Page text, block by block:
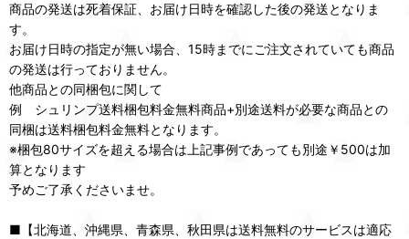
商品の発送は死着保証、お届け日時を確認した後の発送となりま
す。
お届け日時の指定が無い場合、15時までにご注文されていても商品
の発送は行っておりません。
他商品との同梱包に関して
例 シュリンプ送料梱包料金無料商品+別途送料が必要な商品との
同梱は送料梱包料金無料となります。
※梱包80サイズを超える場合は上記事例であっても別途￥500は加
算となります
予めご了承くださいませ。
■【北海道、沖縄県、青森県、秋田県は送料無料のサービスは適応